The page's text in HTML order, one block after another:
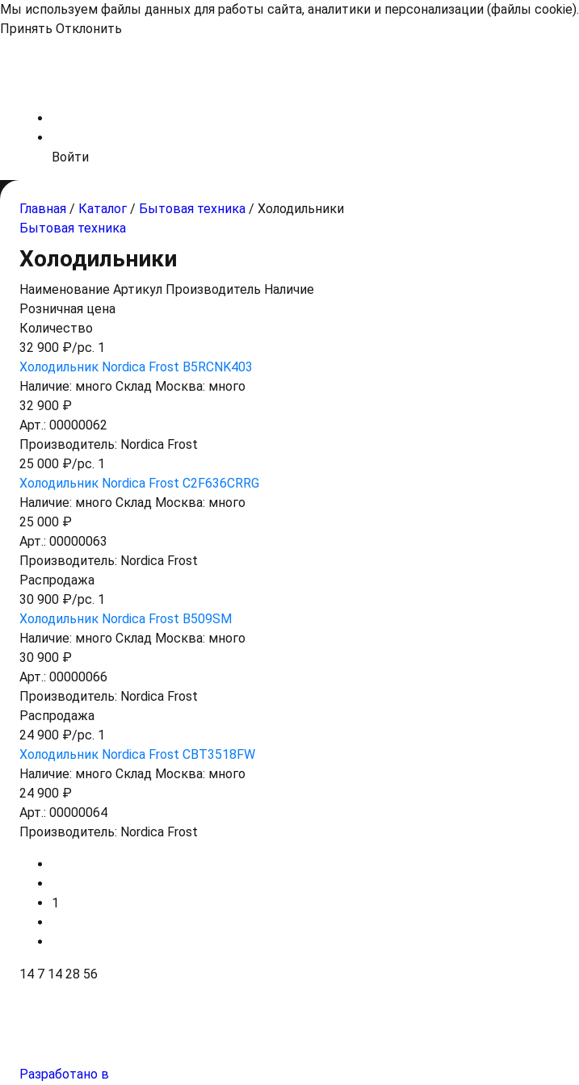
Мы используем файлы данных для работы сайта, аналитики и персонализации (файлы cookie).
Принять Отклонить
Войти
Главная / Каталог / Бытовая техника / Холодильники
Бытовая техника
Холодильники
Наименование Артикул Производитель Наличие
Розничная цена
Количество
32 900 ₽/pc. 1
Холодильник Nordica Frost B5RCNK403
Наличие: много Склад Москва: много
32 900 ₽
Арт.: 00000062
Производитель: Nordica Frost
25 000 ₽/pc. 1
Холодильник Nordica Frost C2F636CRRG
Наличие: много Склад Москва: много
25 000 ₽
Арт.: 00000063
Производитель: Nordica Frost
Распродажа
30 900 ₽/pc. 1
Холодильник Nordica Frost B509SM
Наличие: много Склад Москва: много
30 900 ₽
Арт.: 00000066
Производитель: Nordica Frost
Распродажа
24 900 ₽/pc. 1
Холодильник Nordica Frost CBT3518FW
Наличие: много Склад Москва: много
24 900 ₽
Арт.: 00000064
Производитель: Nordica Frost
1
14 7 14 28 56
Разработано в